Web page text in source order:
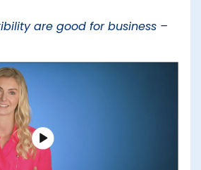
are good for business –